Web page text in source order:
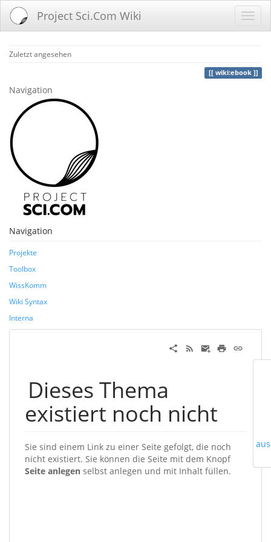
Project Sci.Com Wiki
Zuletzt angesehen
wiki:ebook
Navigation
Navigation
Projekte
Toolbox
WissKomm
Wiki Syntax
Interna
Dieses Thema
existiert noch nicht
Sie sind einem Link zu einer Seite gefolgt, die noch
nicht existiert. Sie können die Seite mit dem Knopf
Seite anlegen selbst anlegen und mit Inhalt füllen.